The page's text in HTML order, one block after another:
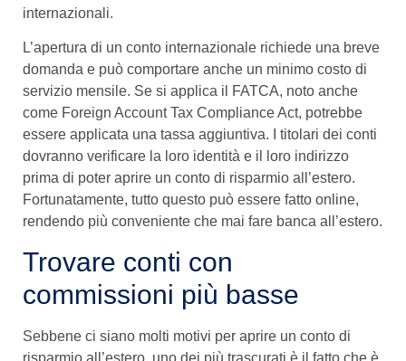
internazionali.
L’apertura di un conto internazionale richiede una breve
domanda e può comportare anche un minimo costo di
servizio mensile. Se si applica il FATCA, noto anche
come Foreign Account Tax Compliance Act, potrebbe
essere applicata una tassa aggiuntiva. I titolari dei conti
dovranno verificare la loro identità e il loro indirizzo
prima di poter aprire un conto di risparmio all’estero.
Fortunatamente, tutto questo può essere fatto online,
rendendo più conveniente che mai fare banca all’estero.
Trovare conti con
commissioni più basse
Sebbene ci siano molti motivi per aprire un conto di
risparmio all’estero, uno dei più trascurati è il fatto che è